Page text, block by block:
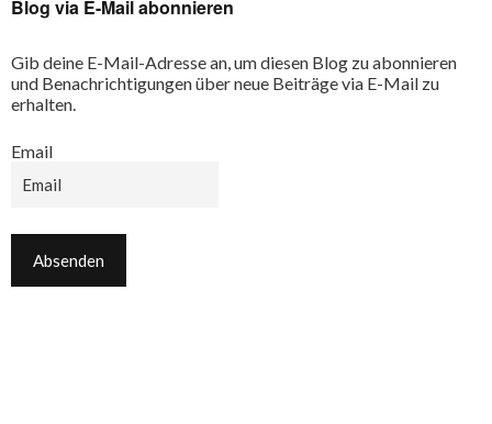
Blog via E-Mail abonnieren
Gib deine E-Mail-Adresse an, um diesen Blog zu abonnieren
und Benachrichtigungen über neue Beiträge via E-Mail zu
erhalten.
Email